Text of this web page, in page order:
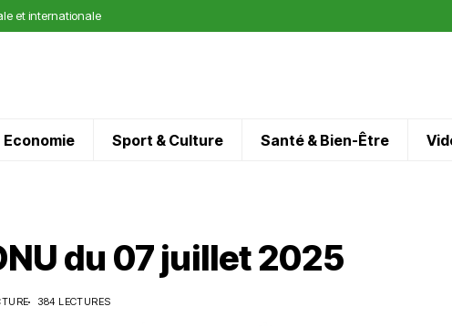
et internationale
Economie Sport & Culture Santé & Bien-Être
du 07 juillet 2025
384 LECTURES